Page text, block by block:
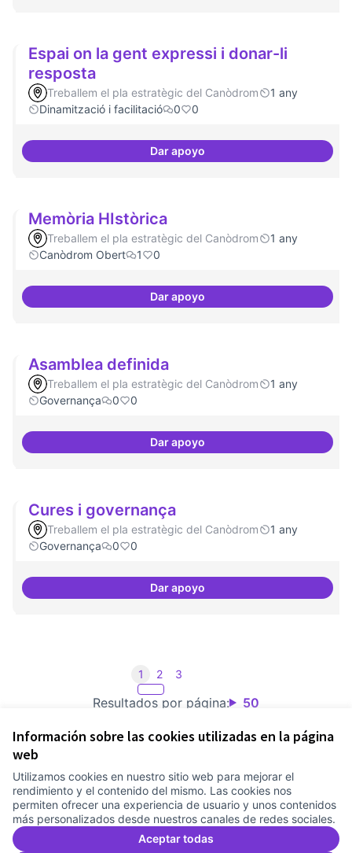
Información sobre las cookies utilizadas en la página
web
Utilizamos cookies en nuestro sitio web para mejorar el
rendimiento y el contenido del mismo. Las cookies nos
permiten ofrecer una experiencia de usuario y unos contenidos
más personalizados desde nuestros canales de redes sociales.
Aceptar todas
Espai on la gent expressi i donar-li
resposta
Treballem el pla estratègic del Canòdrom
1 any
Dinamització i facilitació
0 0
Dar apoyoEspai on la gent expressi i
Memòria HIstòrica
Treballem el pla estratègic del Canòdrom
1 any
Canòdrom Obert
1 0
Dar apoyoMemòria HIstòrica
Asamblea definida
Treballem el pla estratègic del Canòdrom
1 any
Governança
0 0
Dar apoyoAsamblea definida
Cures i governança
Treballem el pla estratègic del Canòdrom
1 any
Governança
0 0
Dar apoyoCures i governança
Resultados por página: 50
1 2 3
Términos y condiciones de uso
Configuración de cookies
Comunitat Canòdrom en Facebook
(Link extern)
Comunitat Canòdrom en Instagram
(Link extern)
Comunitat Canòdrom en YouTube
(Link extern)
Castellano
Triar la llenguaElegir el idiomaChoose language